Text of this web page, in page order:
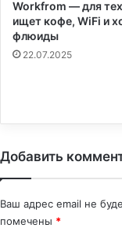
Workfrom — для
ищет кофе, WiFi и
флюиды
22.07.2025
Добавить
Ваш адрес email не
помечены *